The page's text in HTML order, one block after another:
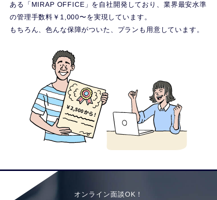
ある「MIRAP OFFICE」を自社開発しており、業界最安水準
の管理手数料￥1,000〜を実現しています。
もちろん、色んな保障がついた、プランも用意しています。
オンライン面談OK！